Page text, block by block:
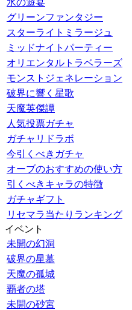
水の遊宴
グリーンファンタジー
スターライトミラージュ
ミッドナイトパーティー
オリエンタルトラベラーズ
モンストジェネレーション
破界に響く星歌
天魔英傑譚
人気投票ガチャ
ガチャリドラボ
今引くべきガチャ
オーブのおすすめの使い方
引くべきキャラの特徴
ガチャギフト
リセマラ当たりランキング
イベント
未開の幻洞
破界の星墓
天魔の孤城
覇者の塔
未開の砂宮